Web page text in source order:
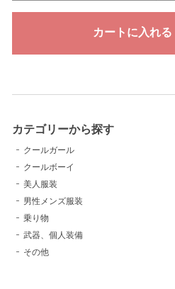
カテゴリーから探す
クールガール
クールボーイ
美人服装
男性メンズ服装
乗り物
武器、個人装備
その他